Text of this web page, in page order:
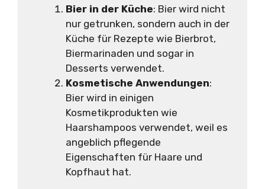
Bier in der Küche: Bier wird nicht
nur getrunken, sondern auch in der
Küche für Rezepte wie Bierbrot,
Biermarinaden und sogar in
Desserts verwendet.
Kosmetische Anwendungen:
Bier wird in einigen
Kosmetikprodukten wie
Haarshampoos verwendet, weil es
angeblich pflegende
Eigenschaften für Haare und
Kopfhaut hat.